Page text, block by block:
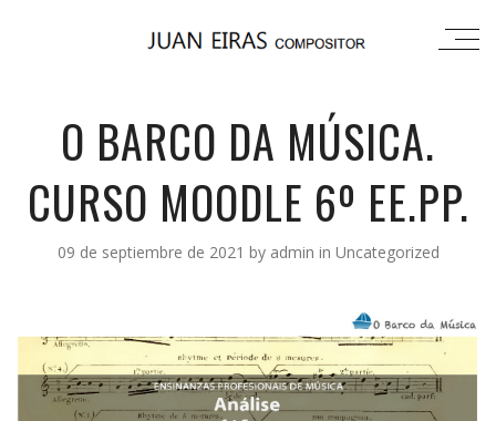
O BARCO DA MÚSICA.
CURSO MOODLE 6º EE.PP.
09 de septiembre de 2021 by admin in Uncategorized